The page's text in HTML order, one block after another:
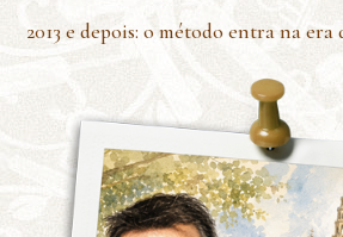
2013 e depois: o método entra na